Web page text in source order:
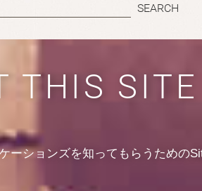
THIS SITE
ーションズを知ってもらうための